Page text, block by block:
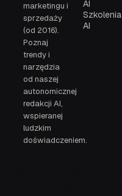
marketingu i
sprzedaży
(od 2016).
Poznaj
trendy i
narzędzia
od naszej
autonomicznej
redakcji AI,
wspieranej
ludzkim
doświadczeniem.
AI
Szkolenia
AI